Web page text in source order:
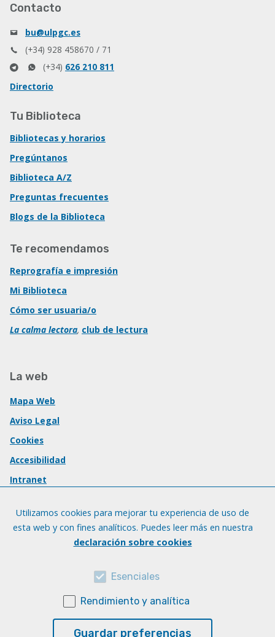
Contacto
bu@ulpgc.es
(+34) 928 458670 / 71
(+34) 626 210 811
Directorio
Tu Biblioteca
Bibliotecas y horarios
Pregúntanos
Biblioteca A/Z
Preguntas frecuentes
Blogs de la Biblioteca
Te recomendamos
Reprografía e impresión
Mi Biblioteca
Cómo ser usuaria/o
La calma lectora, club de lectura
La web
Mapa Web
Aviso Legal
Cookies
Accesibilidad
Intranet
Utilizamos cookies para mejorar tu experiencia de uso de
esta web y con fines analíticos. Puedes leer más en nuestra
declaración sobre cookies
Esenciales
Rendimiento y analítica
Guardar preferencias